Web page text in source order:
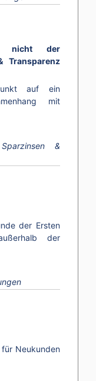
nicht der
Transparenz
auf ein
mit
&
der Ersten
der
für Neukunden